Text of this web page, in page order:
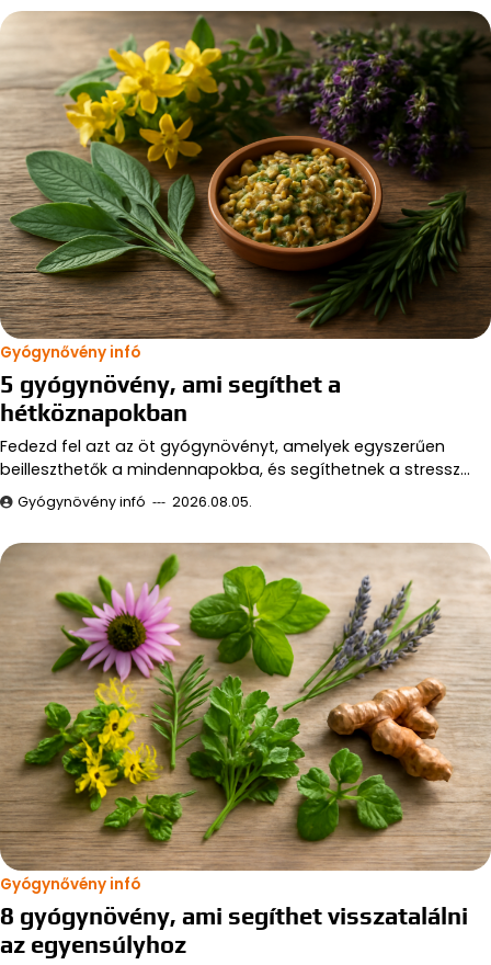
Gyógynővény infó
5 gyógynövény, ami segíthet a
hétköznapokban
Fedezd fel azt az öt gyógynövényt, amelyek egyszerűen
beilleszthetők a mindennapokba, és segíthetnek a stressz…
Gyógynövény infó 2026.08.05.
Gyógynővény infó
8 gyógynövény, ami segíthet visszatalálni
az egyensúlyhoz